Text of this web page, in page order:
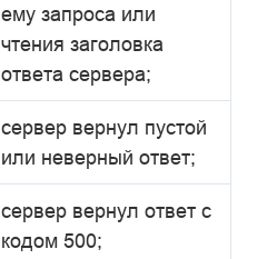
ему запроса или
чтения заголовка
ответа сервера;
сервер вернул пустой
или неверный ответ;
сервер вернул ответ с
кодом 500;